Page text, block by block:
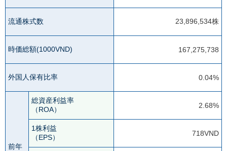
流通株式数 23,896,534株
時価総額(1000VND) 167,275,738
外国人保有比率 0.04%
前年
総資産利益率
（ROA）
2.68%
1株利益
（EPS）
718VND